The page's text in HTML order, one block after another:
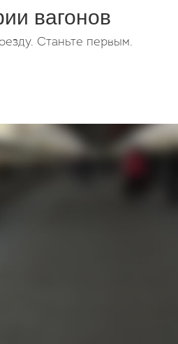
вагонов
Станьте первым.